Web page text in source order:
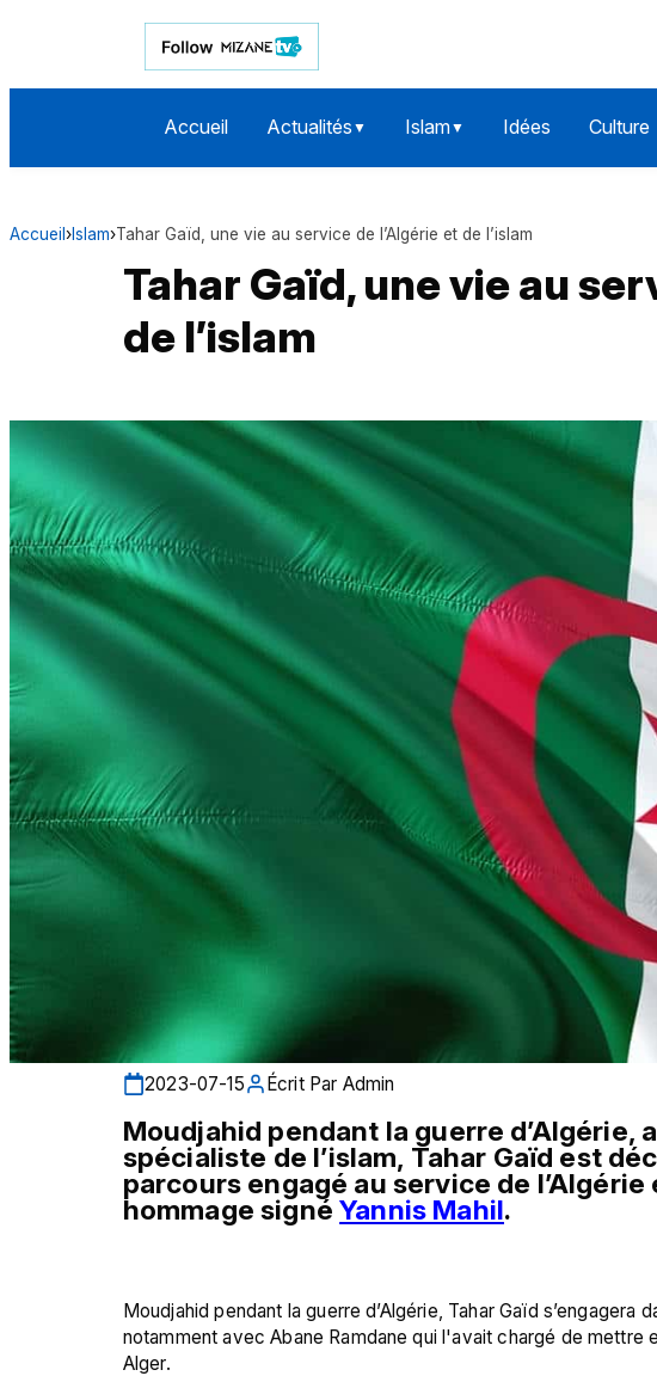
Accueil Actualités ▼ Islam▼ Idées Culture
Accueil ›Islam›Tahar Gaïd, une vie au service de l’Algérie et de l’islam
Tahar Gaïd, une vie au
de l’islam
2023-07-15 Écrit Par Admin
Moudjahid pendant la guerre d’Algérie,
spécialiste de l’islam, Tahar Gaïd est
parcours engagé au service de l’Algérie
hommage signé Yannis Mahil.
Moudjahid pendant la guerre d’Algérie, Tahar Gaïd s’engagera
notamment avec Abane Ramdane qui l'avait chargé de mettre
Alger.